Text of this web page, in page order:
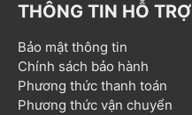
THÔNG TIN HỖ TRỢ
Bảo mật thông tin
Chính sách bảo hành
Phương thức thanh toán
Phương thức vận chuyển